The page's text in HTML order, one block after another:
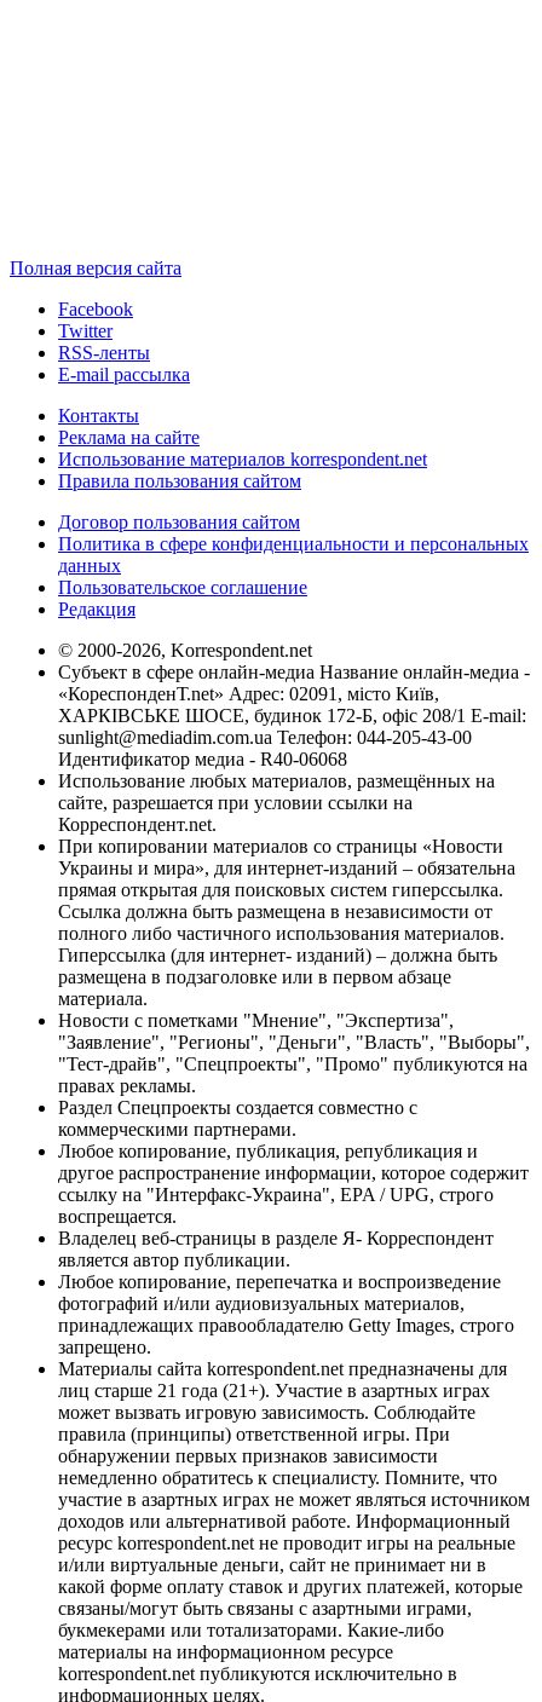
Полная версия сайта
Facebook
Twitter
RSS-ленты
E-mail рассылка
Контакты
Реклама на сайте
Использование материалов korrespondent.net
Правила пользования сайтом
Договор пользования сайтом
Политика в сфере конфиденциальности и персональных
данных
Пользовательское соглашение
Редакция
© 2000-2026, Korrespondent.net
Субъект в сфере онлайн-медиа Название онлайн-медиа -
«КореспонденТ.net» Адрес: 02091, місто Київ,
ХАРКІВСЬКЕ ШОСЕ, будинок 172-Б, офіс 208/1 E-mail:
sunlight@mediadim.com.ua Телефон: 044-205-43-00
Идентификатор медиа - R40-06068
Использование любых материалов, размещённых на
сайте, разрешается при условии ссылки на
Корреспондент.net.
При копировании материалов со страницы «Новости
Украины и мира», для интернет-изданий – обязательна
прямая открытая для поисковых систем гиперссылка.
Ссылка должна быть размещена в независимости от
полного либо частичного использования материалов.
Гиперссылка (для интернет- изданий) – должна быть
размещена в подзаголовке или в первом абзаце
материала.
Новости с пометками "Мнение", "Экспертиза",
"Заявление", "Регионы", "Деньги", "Власть", "Выборы",
"Тест-драйв", "Спецпроекты", "Промо" публикуются на
правах рекламы.
Раздел Спецпроекты создается совместно с
коммерческими партнерами.
Любое копирование, публикация, републикация и
другое распространение информации, которое содержит
ссылку на "Интерфакс-Украина", EPA / UPG, строго
воспрещается.
Владелец веб-страницы в разделе Я- Корреспондент
является автор публикации.
Любое копирование, перепечатка и воспроизведение
фотографий и/или аудиовизуальных материалов,
принадлежащих правообладателю Getty Images, строго
запрещено.
Материалы сайта korrespondent.net предназначены для
лиц старше 21 года (21+). Участие в азартных играх
может вызвать игровую зависимость. Соблюдайте
правила (принципы) ответственной игры. При
обнаружении первых признаков зависимости
немедленно обратитесь к специалисту. Помните, что
участие в азартных играх не может являться источником
доходов или альтернативой работе. Информационный
ресурс korrespondent.net не проводит игры на реальные
и/или виртуальные деньги, сайт не принимает ни в
какой форме оплату ставок и других платежей, которые
связаны/могут быть связаны с азартными играми,
букмекерами или тотализаторами. Какие-либо
материалы на информационном ресурсе
korrespondent.net публикуются исключительно в
информационных целях.